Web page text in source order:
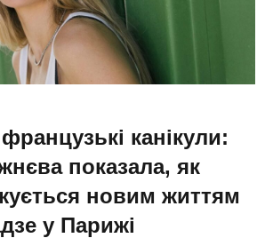
канікули:
показала, як
новим життям
у Парижі